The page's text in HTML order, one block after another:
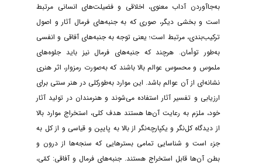
به‌جاآوردن آداب معنوی، اخلاقی و فضیلت‌های انسانی مرتبط
است و بخشی دیگر، صوری که به جنبه‌های فرمال آثار و اصول
ترکیب‌بندی، مرتبط است؛ یعنی توجه به جنبه‌های آفاقی و انفسی
به‌طور توأمان. هرچند که جنبه‌های فرمال نیز باید جلوه‌های
ملموس و محسوس عوالم بالا باشند که به‌صورت رمزوار، اثر هنری
نشانه‌ای از آن عوالم باشد. این موارد به‌طورکلی در هنر سنتی برای
ارزیابی و تفسیر آثار استفاده می‌شوند و هنرمندان در تولید آثار
خود، ملزم به رعایت آن‌ها هستند هدف کلی، استخراج موارد بالا
از دیدگاه کل‌نگر و یکپارچه‌نگر از بالا به پایین و قیاسی و از کل به
جزء است و شناسایی تمامی بسترهایی که سنجه‌ها از درون و
بطن آن‌ها قابل استخراج هستند. جنبه‌های فرمال و آفاقی: کمّی،